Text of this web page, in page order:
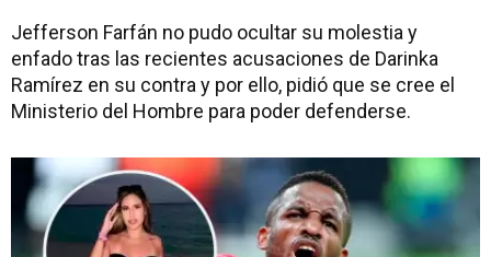
Jefferson Farfán no pudo ocultar su molestia y
enfado tras las recientes acusaciones de Darinka
Ramírez en su contra y por ello, pidió que se cree el
Ministerio del Hombre para poder defenderse.